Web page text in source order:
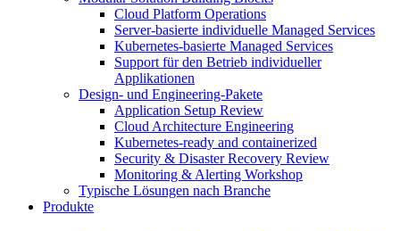
Cloud Platform Operations
Server-basierte individuelle Managed Services
Kubernetes-basierte Managed Services
Support für den Betrieb individueller
Applikationen
Design- und Engineering-Pakete
Application Setup Review
Cloud Architecture Engineering
Kubernetes-ready and containerized
Security & Disaster Recovery Review
Monitoring & Alerting Workshop
Typische Lösungen nach Branche
Produkte